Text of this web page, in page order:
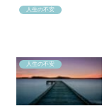
人生の不安
人生の不安